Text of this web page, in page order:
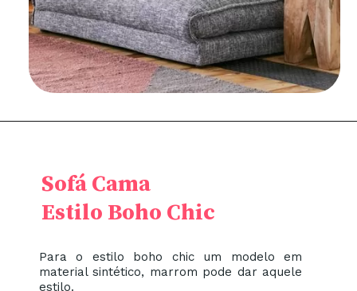
Para o estilo boho chic um modelo em
material sintético, marrom pode dar aquele
estilo.
Sofá Cama
Estilo Boho Chic